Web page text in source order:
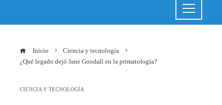
Inicio
Ciencia y tecnología
¿Qué legado dejó Jane Goodall en la primatología?
CIENCIA Y TECNOLOGÍA